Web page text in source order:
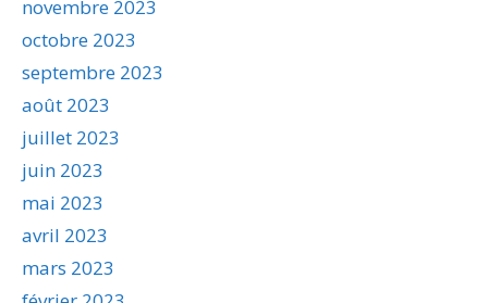
novembre 2023
octobre 2023
septembre 2023
août 2023
juillet 2023
juin 2023
mai 2023
avril 2023
mars 2023